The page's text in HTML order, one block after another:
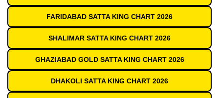
FARIDABAD SATTA KING CHART 2026
SHALIMAR SATTA KING CHART 2026
GHAZIABAD GOLD SATTA KING CHART 2026
DHAKOLI SATTA KING CHART 2026